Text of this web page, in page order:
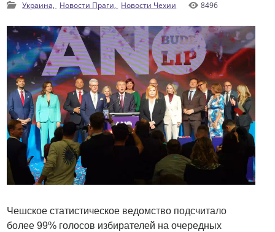
Украина, Новости Праги, Новости Чехии 8496
Чешское статистическое ведомство подсчитало
более 99% голосов избирателей на очередных